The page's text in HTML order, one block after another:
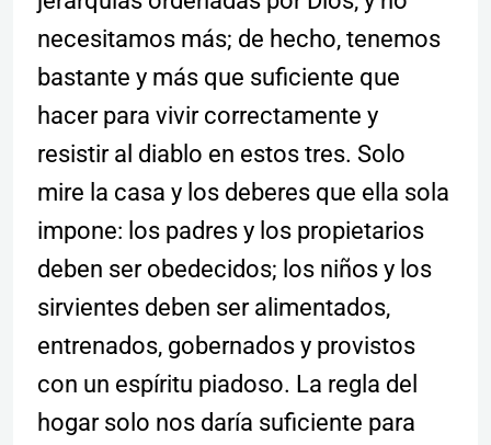
necesitamos más; de hecho, tenemos
bastante y más que suficiente que
hacer para vivir correctamente y
resistir al diablo en estos tres. Solo
mire la casa y los deberes que ella sola
impone: los padres y los propietarios
deben ser obedecidos; los niños y los
sirvientes deben ser alimentados,
entrenados, gobernados y provistos
con un espíritu piadoso. La regla del
hogar solo nos daría suficiente para